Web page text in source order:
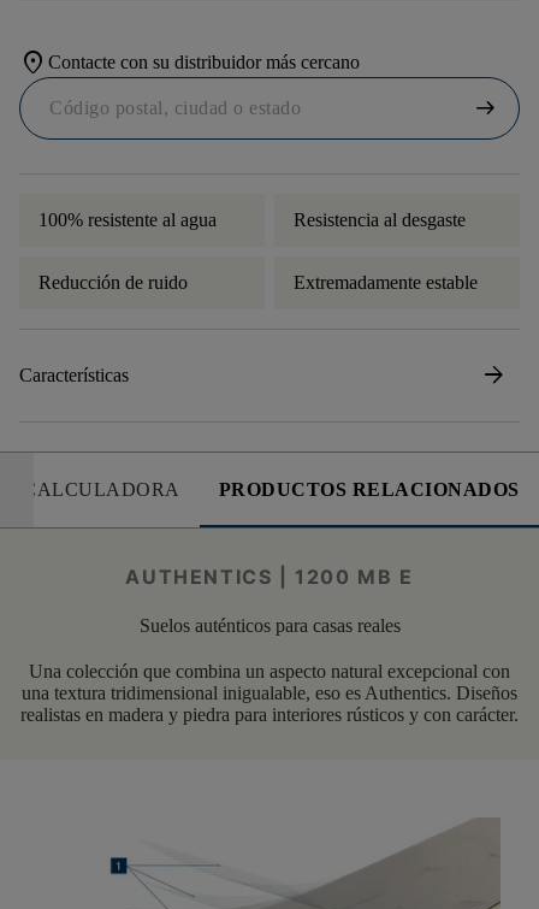
location_on Contacte con su distribuidor más cercano
arrow_right_alt
100% resistente al agua Resistencia al desgaste
Reducción de ruido Extremadamente estable
Características arrow_forward
CALCULADORA PRODUCTOS RELACIONADOS
AUTHENTICS | 1200 MB E
Suelos auténticos para casas reales
Una colección que combina un aspecto natural excepcional con
una textura tridimensional inigualable, eso es Authentics. Diseños
realistas en madera y piedra para interiores rústicos y con carácter.